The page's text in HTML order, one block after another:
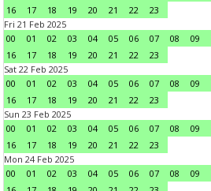
16
17 18 19 20 21 22
23
Fri 21 Feb 2025
00
01 02 03 04 05 06 07 08 09
16
17 18 19 20 21 22
23
Sat 22 Feb 2025
00
01 02 03 04 05 06 07 08 09
16
17 18 19 20 21 22
23
Sun 23 Feb 2025
00
01 02 03 04 05 06 07 08 09
16
17 18 19 20 21 22
23
Mon 24 Feb 2025
00
01 02 03 04 05 06 07 08 09